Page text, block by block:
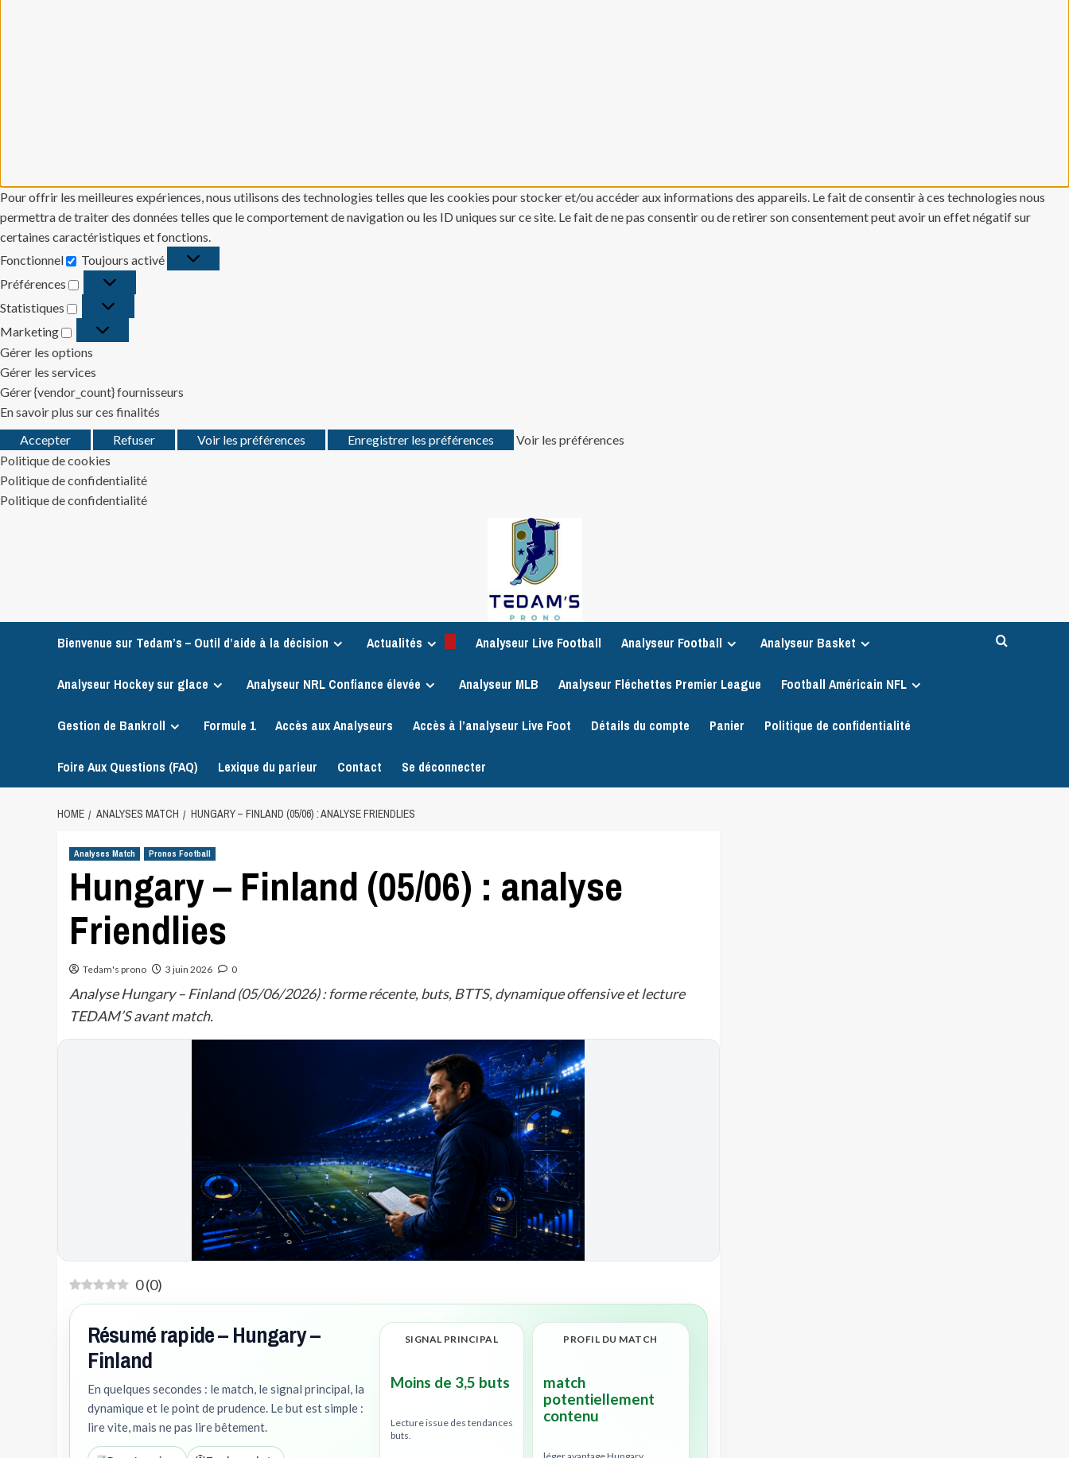
Pour offrir les meilleures expériences, nous utilisons des technologies telles que les cookies pour stocker et/ou accéder aux informations des appareils. Le fait de consentir à ces technologies nous
permettra de traiter des données telles que le comportement de navigation ou les ID uniques sur ce site. Le fait de ne pas consentir ou de retirer son consentement peut avoir un effet négatif sur
certaines caractéristiques et fonctions.
Fonctionnel
Fonctionnel
Toujours activé
Préférences
Préférences
Statistiques
Statistiques
Marketing
Marketing
Gérer les options
Gérer les services
Gérer {vendor_count} fournisseurs
En savoir plus sur ces finalités
Accepter
Refuser Voir les préférences Enregistrer les préférences
Voir les préférences
Politique de cookies
Politique de confidentialité
Politique de confidentialité
Bienvenue sur Tedam’s – Outil d’aide à la décision Actualités Analyseur Live Football Analyseur Football Analyseur Basket
Analyseur Hockey sur glace Analyseur NRL Confiance élevée Analyseur MLB Analyseur Fléchettes Premier League Football Américain NFL
Gestion de Bankroll Formule 1 Accès aux Analyseurs Accès à l’analyseur Live Foot Détails du compte Panier Politique de confidentialité
Foire Aux Questions (FAQ) Lexique du parieur Contact Se déconnecter
HOME ANALYSES MATCH HUNGARY – FINLAND (05/06) : ANALYSE FRIENDLIES
Analyses Match Pronos Football
Hungary – Finland (05/06) : analyse
Friendlies
Tedam's prono 3 juin 2026 0
Analyse Hungary – Finland (05/06/2026) : forme récente, buts, BTTS, dynamique offensive et lecture
TEDAM’S avant match.
0(0)
Résumé rapide – Hungary –
Finland
En quelques secondes : le match, le signal principal, la
dynamique et le point de prudence. Le but est simple :
lire vite, mais ne pas lire bêtement.
SIGNAL PRINCIPAL
Moins de 3,5 buts
Lecture issue des tendances
buts.
PROFIL DU MATCH
match
potentiellement
contenu